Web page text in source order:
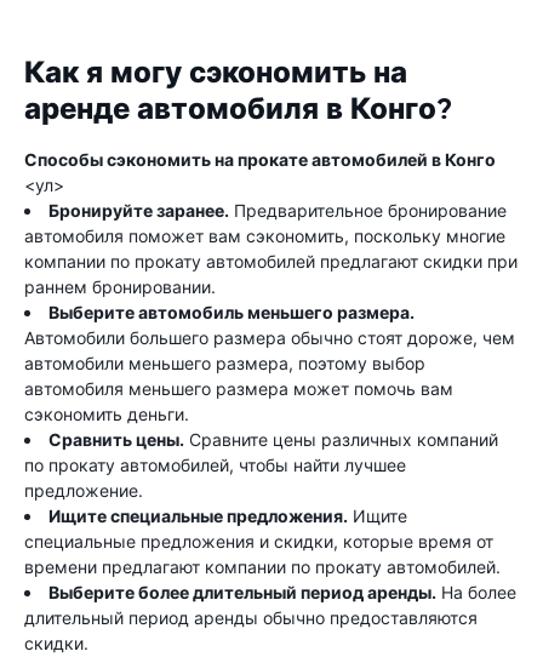
Как я могу сэкономить на
аренде автомобиля в Конго?
Способы сэкономить на прокате автомобилей в Конго
<ул>
Бронируйте заранее. Предварительное бронирование
автомобиля поможет вам сэкономить, поскольку многие
компании по прокату автомобилей предлагают скидки при
раннем бронировании.
Выберите автомобиль меньшего размера.
Автомобили большего размера обычно стоят дороже, чем
автомобили меньшего размера, поэтому выбор
автомобиля меньшего размера может помочь вам
сэкономить деньги.
Сравнить цены. Сравните цены различных компаний
по прокату автомобилей, чтобы найти лучшее
предложение.
Ищите специальные предложения. Ищите
специальные предложения и скидки, которые время от
времени предлагают компании по прокату автомобилей.
Выберите более длительный период аренды. На более
длительный период аренды обычно предоставляются
скидки.